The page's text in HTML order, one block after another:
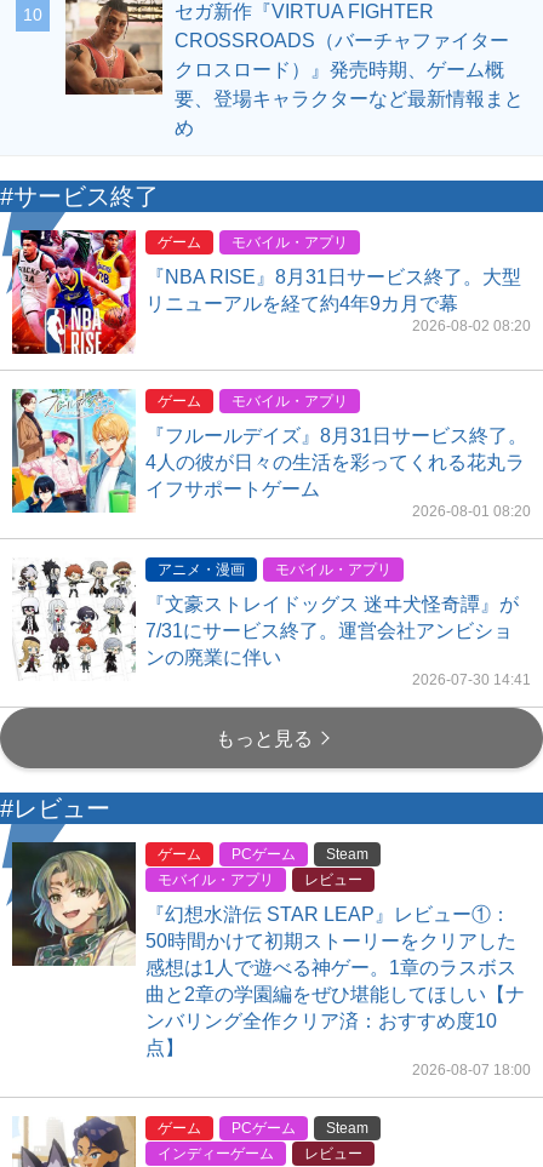
10
セガ新作『VIRTUA FIGHTER
CROSSROADS（バーチャファイター
クロスロード）』発売時期、ゲーム概
要、登場キャラクターなど最新情報まと
め
#サービス終了
ゲーム モバイル・アプリ
『NBA RISE』8月31日サービス終了。大型
リニューアルを経て約4年9カ月で幕
2026-08-02 08:20
ゲーム モバイル・アプリ
『フルールデイズ』8月31日サービス終了。
4人の彼が日々の生活を彩ってくれる花丸ラ
イフサポートゲーム
2026-08-01 08:20
アニメ・漫画 モバイル・アプリ
『文豪ストレイドッグス 迷ヰ犬怪奇譚』が
7/31にサービス終了。運営会社アンビショ
ンの廃業に伴い
2026-07-30 14:41
もっと見る
#レビュー
ゲーム PCゲーム
Steam
モバイル・アプリ
レビュー
『幻想水滸伝 STAR LEAP』レビュー①：
50時間かけて初期ストーリーをクリアした
感想は1人で遊べる神ゲー。1章のラスボス
曲と2章の学園編をぜひ堪能してほしい【ナ
ンバリング全作クリア済：おすすめ度10
点】
2026-08-07 18:00
ゲーム PCゲーム
Steam
インディーゲーム
レビュー